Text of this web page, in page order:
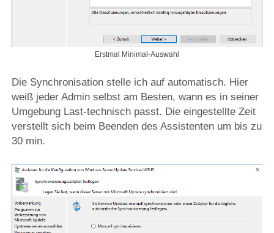
Erstmal Minimal-Auswahl
Die Synchronisation stelle ich auf automatisch. Hier
weiß jeder Admin selbst am Besten, wann es in seiner
Umgebung Last-technisch passt. Die eingestellte Zeit
verstellt sich beim Beenden des Assistenten um bis zu
30 min.